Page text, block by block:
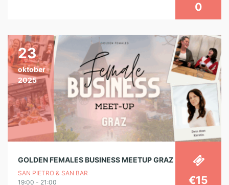
0
23
oktober
2025
GOLDEN FEMALES BUSINESS MEETUP GRAZ
SAN PIETRO & SAN BAR
19:00 - 21:00
€15